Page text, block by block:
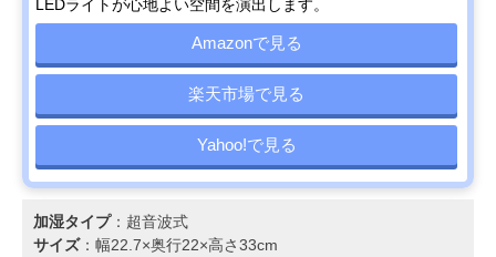
LEDライトが心地よい空間を演出します。
Amazonで見る
楽天市場で見る
Yahoo!で見る
加湿タイプ：超音波式
サイズ：幅22.7×奥行22×高さ33cm